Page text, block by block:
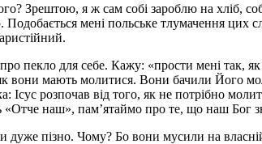
Зрештою, я ж сам собі зароблю на хліб,
Подобається мені польське тлумачення
пекло для себе. Кажу: «прости мені
вони мають молитися. Вони бачили Його
розпочав від того, як не потрібно
наш», пам’ятаймо про те, що наш Бог
дуже пізно. Чому? Бо вони мусили на